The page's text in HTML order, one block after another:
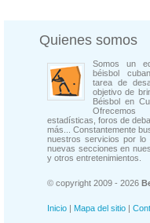
Quienes somos
Somos un
béisbol
tarea de
objetivo de
Béisbol en
Ofrecemos
estadísticas, foros de
más... Constantemente
nuestros servicios por lo
nuevas secciones en
y otros entretenimientos.
© copyright 2009 - 2026
Inicio | Mapa del sitio |